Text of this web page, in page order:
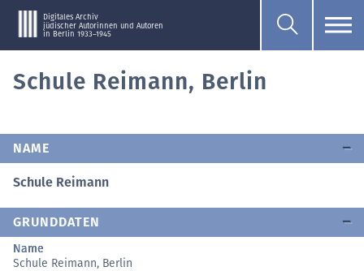
Digitales Archiv
jüdischer Autorinnen und Autoren
in Berlin 1933–1945
Schule Reimann, Berlin
NAME
Schule Reimann
GRUNDDATEN
Name
Schule Reimann, Berlin